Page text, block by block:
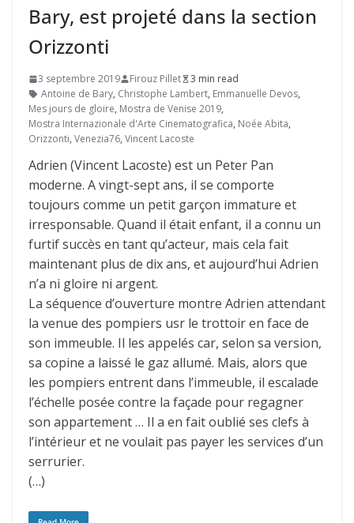
Bary, est projeté dans la section
Orizzonti
3 septembre 2019 Firouz Pillet
3 min read
Antoine de Bary, Christophe Lambert, Emmanuelle Devos,
Mes jours de gloire, Mostra de Venise 2019,
Mostra Internazionale d'Arte Cinematografica, Noée Abita,
Orizzonti, Venezia76, Vincent Lacoste
Adrien (Vincent Lacoste) est un Peter Pan
moderne. A vingt-sept ans, il se comporte
toujours comme un petit garçon immature et
irresponsable. Quand il était enfant, il a connu un
furtif succès en tant qu’acteur, mais cela fait
maintenant plus de dix ans, et aujourd’hui Adrien
n’a ni gloire ni argent.
La séquence d’ouverture montre Adrien attendant
la venue des pompiers usr le trottoir en face de
son immeuble. Il les appelés car, selon sa version,
sa copine a laissé le gaz allumé. Mais, alors que
les pompiers entrent dans l’immeuble, il escalade
l’échelle posée contre la façade pour regagner
son appartement … Il a en fait oublié ses clefs à
l’intérieur et ne voulait pas payer les services d’un
serrurier.
(…)